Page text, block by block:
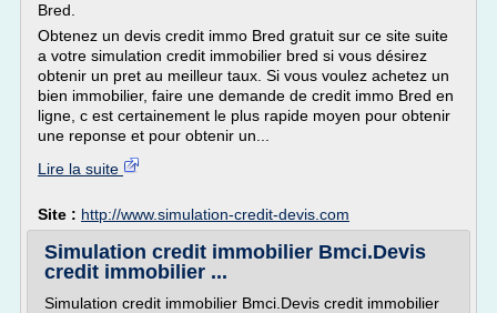
Bred.
Obtenez un devis credit immo Bred gratuit sur ce site suite
a votre simulation credit immobilier bred si vous désirez
obtenir un pret au meilleur taux. Si vous voulez achetez un
bien immobilier, faire une demande de credit immo Bred en
ligne, c est certainement le plus rapide moyen pour obtenir
une reponse et pour obtenir un...
Lire la suite
Site : http://www.simulation-credit-devis.com
Simulation credit immobilier Bmci.Devis
credit immobilier ...
Simulation credit immobilier Bmci.Devis credit immobilier